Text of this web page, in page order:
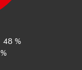
48 %